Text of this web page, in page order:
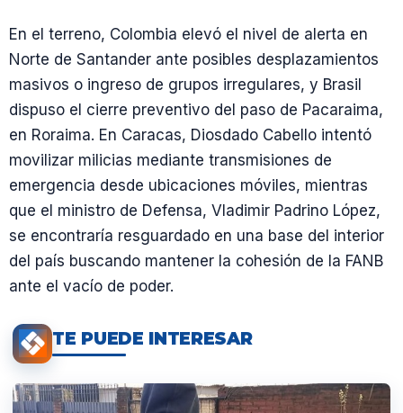
En el terreno, Colombia elevó el nivel de alerta en
Norte de Santander ante posibles desplazamientos
masivos o ingreso de grupos irregulares, y Brasil
dispuso el cierre preventivo del paso de Pacaraima,
en Roraima. En Caracas, Diosdado Cabello intentó
movilizar milicias mediante transmisiones de
emergencia desde ubicaciones móviles, mientras
que el ministro de Defensa, Vladimir Padrino López,
se encontraría resguardado en una base del interior
del país buscando mantener la cohesión de la FANB
ante el vacío de poder.
TE PUEDE INTERESAR